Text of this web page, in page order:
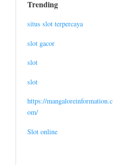
Trending
situs slot terpercaya
slot gacor
slot
slot
https://mangaloreinformation.c
om/
Slot online